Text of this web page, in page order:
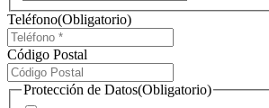
Teléfono(Obligatorio)
Código Postal
Protección de Datos(Obligatorio)